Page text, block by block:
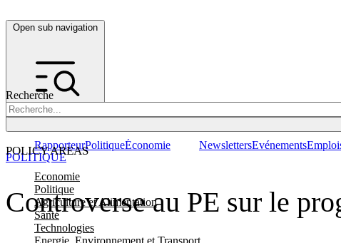
Open sub navigation
Recherche
POLICY AREAS
Economie
Politique
Agriculture et Alimentation
Santé
Technologies
Energie, Environnement et Transport
RapporteurPolitiqueÉconomie NewslettersEvénements
Controverse au PE sur le
POLITIQUE